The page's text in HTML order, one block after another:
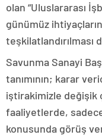
olan “Uluslararası
günümüz
teşkilatlandırılması
Savunma Sanayi
tanımının; karar
iştirakimizle değişik
faaliyetlerde,
konusunda görüş